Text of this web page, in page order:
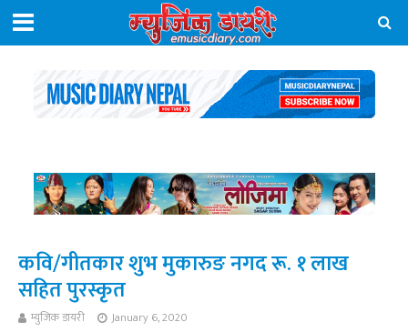
कवि/गीतकार शुभ मुकारुङ नगद रू. १ लाख
सहित पुरस्कृत
म्युजिक डायरी January 6, 2020